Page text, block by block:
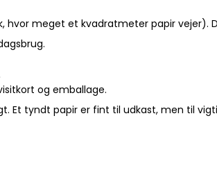
meget et kvadratmeter papir vejer).
og emballage.
Et tyndt papir er fint til udkast, men til